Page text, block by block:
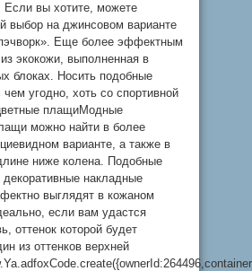
вы хотите, можете
выбор на джинсовом варианте
Еще более эффектным
экокожи, выполненная в
блоках. Носить подобные
угодно, хоть со спортивной
плащиМодные
можно найти в более
варианте, а также в
ниже колена. Подобные
накладные
выглядят в кожаном
если вам удастся
оттенок которой будет
из оттенков верхней